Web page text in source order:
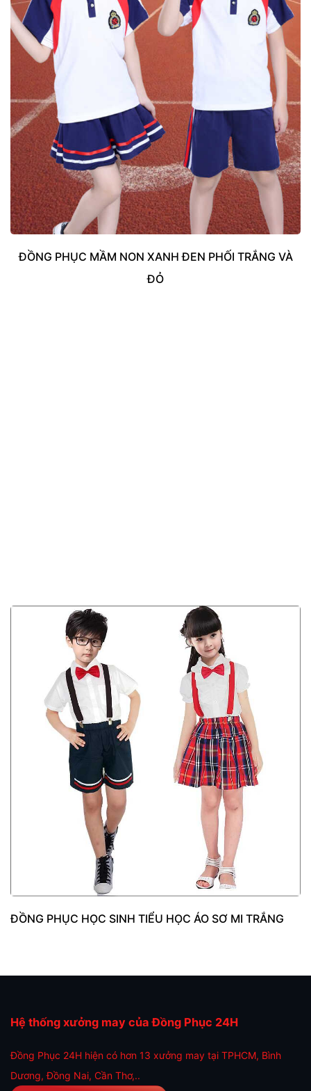
ĐỒNG PHỤC MẦM NON XANH ĐEN PHỐI TRẮNG VÀ
ĐỎ
ĐỒNG PHỤC HỌC SINH TIỂU HỌC ÁO SƠ MI TRẮNG
Hệ thống xưởng may của Đồng Phục 24H
Đồng Phục 24H hiện có hơn 13 xưởng may tại TPHCM, Bình
Dương, Đồng Nai, Cần Thơ,..